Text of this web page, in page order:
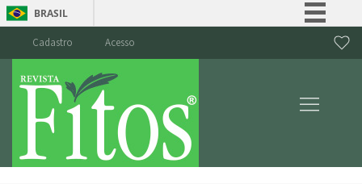
BRASIL
Canais
Cadastro Acesso